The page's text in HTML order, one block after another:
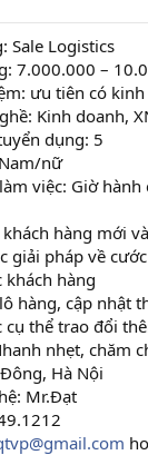
Sale Logistics
7.000.000 –
ưu tiên có
Kinh doanh,
dụng: 5
nữ
việc: Giờ hành
hàng mới
giải pháp về
khách hàng
hàng, cập nhật
cụ thể trao đổi
nhẹt, chăm
Hà Nội
Mr.Đạt